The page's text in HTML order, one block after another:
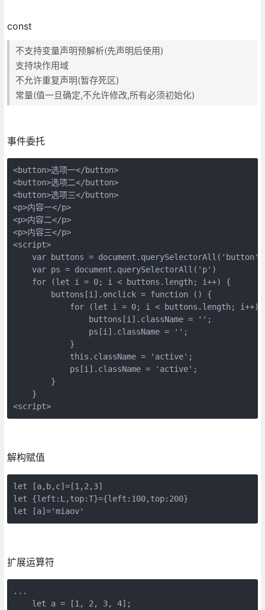
const
不支持变量声明预解析(先声明后使用)
支持块作用域
不允许重复声明(暂存死区)
常量(值一旦确定,不允许修改,所有必须初始化)
事件委托
<button>选项一</button>
<button>选项二</button>
<button>选项三</button>
<p>内容一</p>
<p>内容二</p>
<p>内容三</p>
<script>
    var buttons = document.querySelectorAll('button')
    var ps = document.querySelectorAll('p')
    for (let i = 0; i < buttons.length; i++) {
        buttons[i].onclick = function () {
for (let i = 0; i < buttons.length; i++)
                buttons[i].className = '';
                ps[i].className = '';
            }
            this.className = 'active';
            ps[i].className = 'active';
        }
    }
<script>
解构赋值
let [a,b,c]=[1,2,3]
let {left:L,top:T}={left:100,top:200}
let [a]='miaov'
扩展运算符
...
    let a = [1, 2, 3, 4];